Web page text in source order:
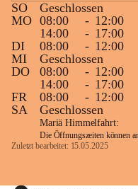
SO
Geschlossen
MO 08:00 - 12:00
14:00
- 17:00
DI
08:00 - 12:00
MI
Geschlossen
DO
08:00 - 12:00
14:00
- 17:00
FR
08:00 - 12:00
SA
Geschlossen
Mariä Himmelfahrt:
Die Öffnungszeiten können
Zuletzt bearbeitet: 15.05.2025